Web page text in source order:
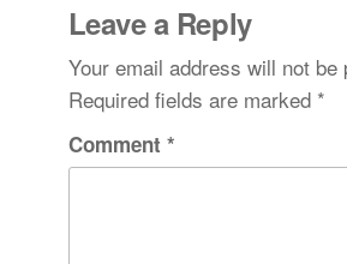
Leave a Reply
Your email address will not be
Required fields are marked *
Comment *